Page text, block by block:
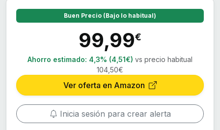
Buen Precio (Bajo lo habitual)
99,99€
Ahorro estimado: 4,3% (4,51€) vs precio habitual
104,50€
Ver oferta en Amazon
Inicia sesión para crear alerta